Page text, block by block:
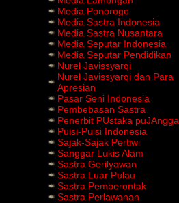
Media Ponorogo
Media Sastra Indonesia
Media Sastra Nusantara
Media Seputar Indonesia
Media Seputar Pendidikan
Nurel Javissyarqi
Nurel Javissyarqi dan Para
Apresian
Pasar Seni Indonesia
Pembebasan Sastra
Penerbit PUstaka puJAngga
Puisi-Puisi Indonesia
Sajak-Sajak Pertiwi
Sanggar Lukis Alam
Sastra Gerilyawan
Sastra Luar Pulau
Sastra Pemberontak
Sastra Perlawanan